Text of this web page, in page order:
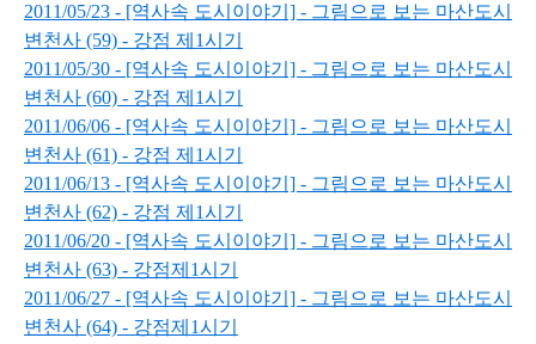
2011/05/23 - [역사속 도시이야기] - 그림으로 보는 마산도시
변천사 (59) - 강점 제1시기
2011/05/30 - [역사속 도시이야기] - 그림으로 보는 마산도시
변천사 (60) - 강점 제1시기
2011/06/06 - [역사속 도시이야기] - 그림으로 보는 마산도시
변천사 (61) - 강점 제1시기
2011/06/13 - [역사속 도시이야기] - 그림으로 보는 마산도시
변천사 (62) - 강점 제1시기
2011/06/20 - [역사속 도시이야기] - 그림으로 보는 마산도시
변천사 (63) - 강점제1시기
2011/06/27 - [역사속 도시이야기] - 그림으로 보는 마산도시
변천사 (64) - 강점제1시기